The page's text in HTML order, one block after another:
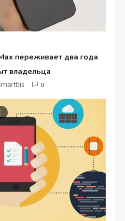
переживает два года
владельца
0